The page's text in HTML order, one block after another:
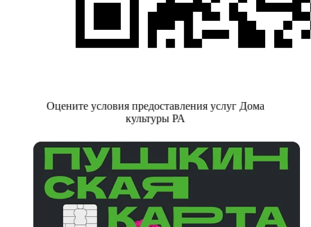
Оцените условия предоставления услуг Дома
культуры РА